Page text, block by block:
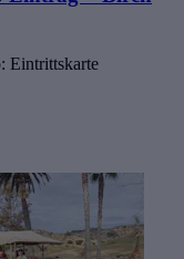
Eintrittskarte